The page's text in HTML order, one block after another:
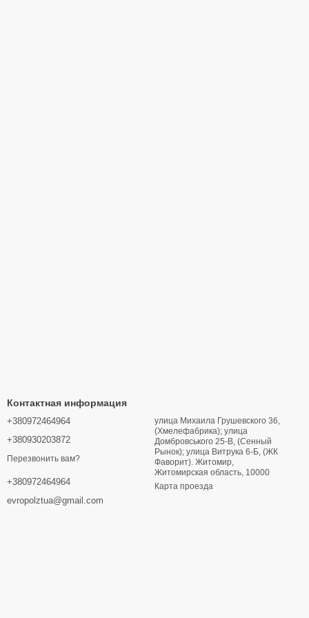
Контактная информация
+380972464964
+380930203872
Перезвонить вам?
+380972464964
evropolztua@gmail.com
улица Михаила Грушевского 36,
(Хмелефабрика); улица
Домбровського 25-В, (Сенный
Рынок); улица Витрука 6-Б, (ЖК
Фаворит). Житомир,
Житомирская область, 10000
Карта проезда